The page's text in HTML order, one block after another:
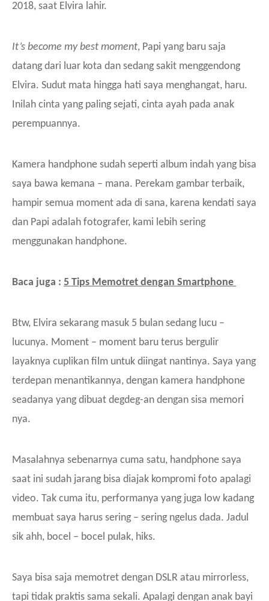
2018, saat Elvira lahir.
It’s become my best moment, Papi yang baru saja
datang dari luar kota dan sedang sakit menggendong
Elvira. Sudut mata hingga hati saya menghangat, haru.
Inilah cinta yang paling sejati, cinta ayah pada anak
perempuannya.
Kamera handphone sudah seperti album indah yang bisa
saya bawa kemana – mana. Perekam gambar terbaik,
hampir semua moment ada di sana, karena kendati saya
dan Papi adalah fotografer, kami lebih sering
menggunakan handphone.
Baca juga : 5 Tips Memotret dengan Smartphone
Btw, Elvira sekarang masuk 5 bulan sedang lucu –
lucunya. Moment – moment baru terus bergulir
layaknya cuplikan film untuk diingat nantinya. Saya yang
terdepan menantikannya, dengan kamera handphone
seadanya yang dibuat degdeg-an dengan sisa memori
nya.
Masalahnya sebenarnya cuma satu, handphone saya
saat ini sudah jarang bisa diajak kompromi foto apalagi
video. Tak cuma itu, performanya yang juga low kadang
membuat saya harus sering – sering ngelus dada. Jadul
sik ahh, bocel – bocel pulak, hiks.
Saya bisa saja memotret dengan DSLR atau mirrorless,
tapi tidak praktis sama sekali. Apalagi dengan anak bayi